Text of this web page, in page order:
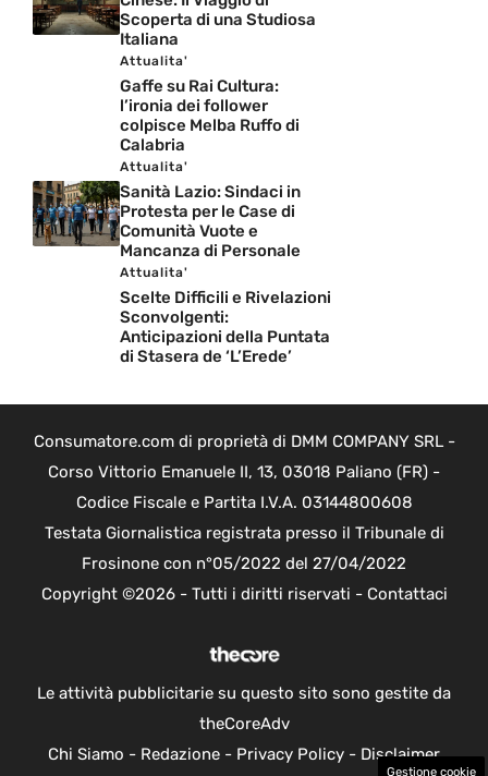
Scoperta di una Studiosa
Italiana
Attualita'
Gaffe su Rai Cultura:
l’ironia dei follower
colpisce Melba Ruffo di
Calabria
Attualita'
Sanità Lazio: Sindaci in
Protesta per le Case di
Comunità Vuote e
Mancanza di Personale
Attualita'
Scelte Difficili e Rivelazioni
Sconvolgenti:
Anticipazioni della Puntata
di Stasera de ‘L’Erede’
Consumatore.com di proprietà di DMM COMPANY SRL -
Corso Vittorio Emanuele II, 13, 03018 Paliano (FR) -
Codice Fiscale e Partita I.V.A. 03144800608
Testata Giornalistica registrata presso il Tribunale di
Frosinone con n°05/2022 del 27/04/2022
Copyright ©2026 - Tutti i diritti riservati - Contattaci
Le attività pubblicitarie su questo sito sono gestite da
theCoreAdv
Chi Siamo - Redazione - Privacy Policy - Disclaimer
Gestione cookie